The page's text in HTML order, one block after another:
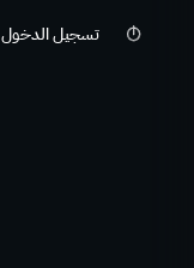
تسجيل الدخول